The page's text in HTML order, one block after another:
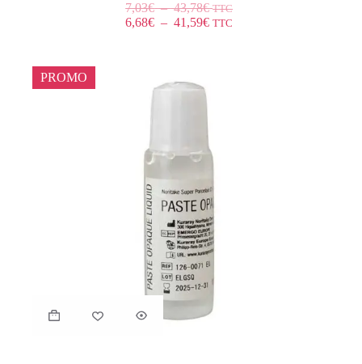
7,03€ – 43,78€ TTC
6,68€ – 41,59€ TTC
PROMO